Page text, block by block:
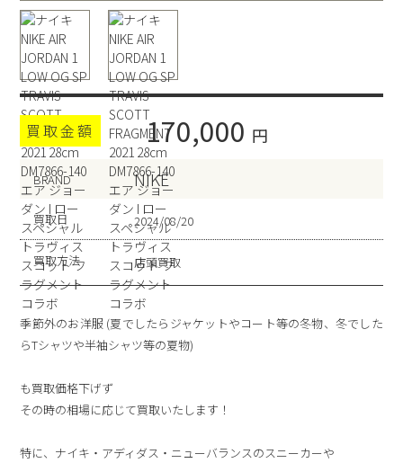
買取金額 170,000 円
BRAND NIKE
買取日 2024/08/20
買取方法 店頭買取
季節外のお洋服 (夏でしたらジャケットやコート等の冬物、冬でした
らTシャツや半袖シャツ等の夏物)
も買取価格下げず
その時の相場に応じて買取いたします！
特に、ナイキ・アディダス・ニューバランスのスニーカーや